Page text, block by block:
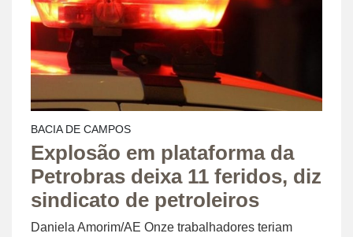
BACIA DE CAMPOS
Explosão em plataforma da
Petrobras deixa 11 feridos, diz
sindicato de petroleiros
Daniela Amorim/AE Onze trabalhadores teriam